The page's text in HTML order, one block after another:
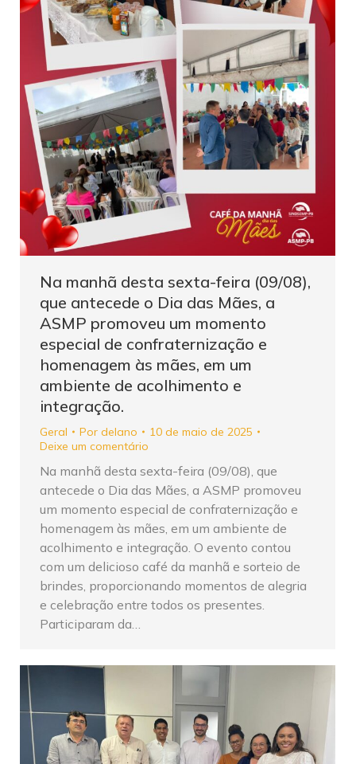
Na manhã desta sexta-feira (09/08),
que antecede o Dia das Mães, a
ASMP promoveu um momento
especial de confraternização e
homenagem às mães, em um
ambiente de acolhimento e
integração.
Geral Por delano
10 de maio de 2025
Deixe um comentário
Na manhã desta sexta-feira (09/08), que
antecede o Dia das Mães, a ASMP promoveu
um momento especial de confraternização e
homenagem às mães, em um ambiente de
acolhimento e integração. O evento contou
com um delicioso café da manhã e sorteio de
brindes, proporcionando momentos de alegria
e celebração entre todos os presentes.
Participaram da…